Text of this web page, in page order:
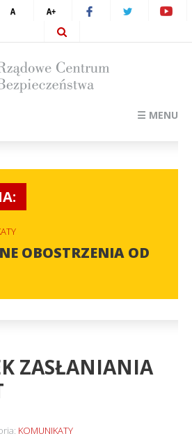
☰ MENU
OBOSTRZENIA OD
ZASŁANIANIA
KOMUNIKATY